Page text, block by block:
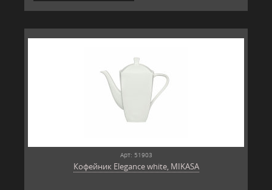
Арт: 51903
Кофейник Elegance white, MIKASA